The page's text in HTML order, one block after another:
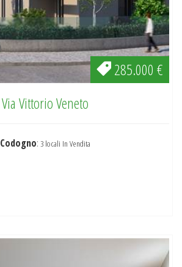
285.000 €
Via Vittorio Veneto
Codogno: 3 locali In Vendita